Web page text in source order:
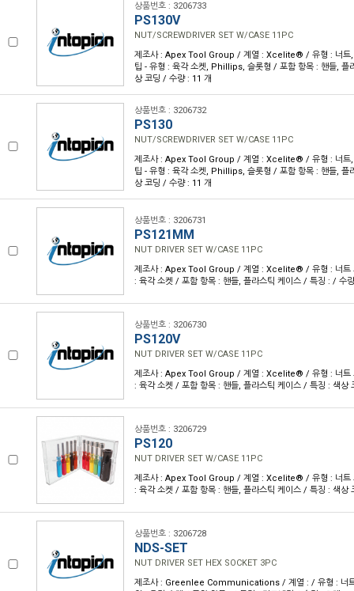
상품번호 : 3206733
PS130V
NUT/SCREWDRIVER SET W/CASE 11PC
제조사 : Apex Tool Group / 계열 : Xcelite® / 유형 : 너트,
팁 - 유형 : 육각 소켓, Phillips, 슬롯형 / 포함 항목 : 핸들, 플
상 코딩 / 수량 : 11 개
상품번호 : 3206732
PS130
NUT/SCREWDRIVER SET W/CASE 11PC
제조사 : Apex Tool Group / 계열 : Xcelite® / 유형 : 너트,
팁 - 유형 : 육각 소켓, Phillips, 슬롯형 / 포함 항목 : 핸들, 플
상 코딩 / 수량 : 11 개
상품번호 : 3206731
PS121MM
NUT DRIVER SET W/CASE 11PC
제조사 : Apex Tool Group / 계열 : Xcelite® / 유형 : 너트
: 육각 소켓 / 포함 항목 : 핸들, 플라스틱 케이스 / 특징 : / 수
상품번호 : 3206730
PS120V
NUT DRIVER SET W/CASE 11PC
제조사 : Apex Tool Group / 계열 : Xcelite® / 유형 : 너트
: 육각 소켓 / 포함 항목 : 핸들, 플라스틱 케이스 / 특징 : 색상
상품번호 : 3206729
PS120
NUT DRIVER SET W/CASE 11PC
제조사 : Apex Tool Group / 계열 : Xcelite® / 유형 : 너트
: 육각 소켓 / 포함 항목 : 핸들, 플라스틱 케이스 / 특징 : 색상
상품번호 : 3206728
NDS-SET
NUT DRIVER SET HEX SOCKET 3PC
제조사 : Greenlee Communications / 계열 : / 유형 : 너트